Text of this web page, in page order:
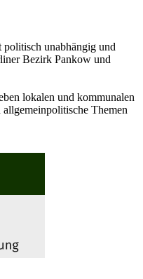
unabhängig und
Bezirk Pankow und
lokalen und kommunalen
Themen